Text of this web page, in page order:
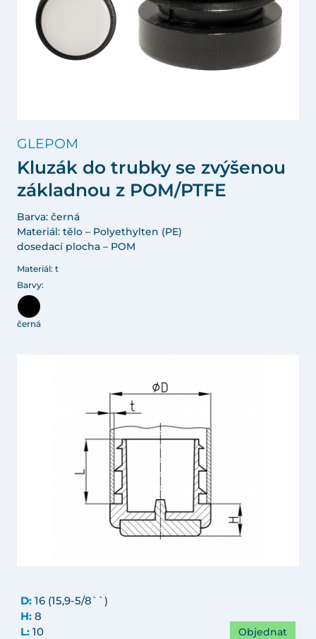
GLEPOM
Kluzák do trubky se zvýšenou
základnou z POM/PTFE
Barva: černá
Materiál: tělo – Polyethylten (PE)
dosedací plocha – POM
Materiál: t
Barvy:
černá
D: 16 (15,9-5/8``)
H: 8
L: 10
Objednat